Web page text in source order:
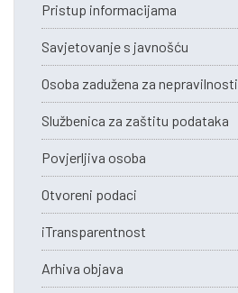
Pristup informacijama
Savjetovanje s javnošću
Osoba zadužena za nepravilnosti
Službenica za zaštitu podataka
Povjerljiva osoba
Otvoreni podaci
iTransparentnost
Arhiva objava